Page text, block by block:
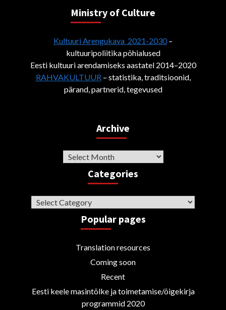
Ministry of Culture
Kultuuri Arengukava 2021-2030–
kultuuripoliitika põhialused
Eesti kultuuri arendamiseks aastatel 2014–2020
RAHVAKULTUUR– statistika, traditsioonid,
pärand, partnerid, tegevused
Archive
Archive
Categories
Categories
Popular pages
Translation resources
Coming soon
Recent
Eesti keele masintõlke ja toimetamise/õigekirja
programmid 2020